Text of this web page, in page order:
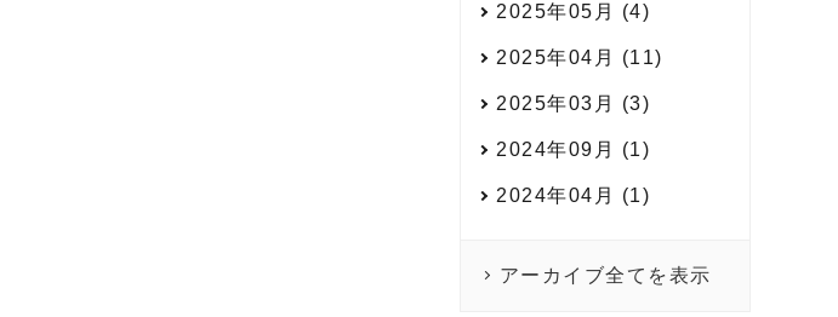
2025年05月 (4)
2025年04月 (11)
2025年03月 (3)
2024年09月 (1)
2024年04月 (1)
アーカイブ全てを表示